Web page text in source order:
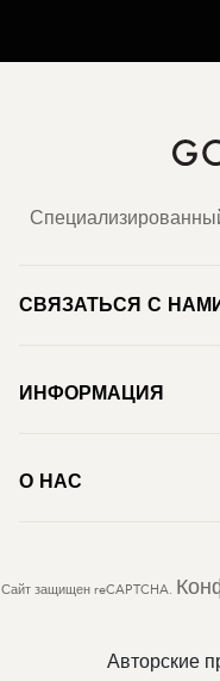
СВЯЗАТЬСЯ С
ИНФОРМАЦИЯ
О НАС
Сайт защищен reCAPTCHA.
Авторские